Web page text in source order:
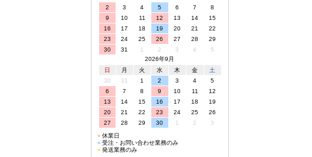
2
3 4 5 6 7
8
9
10 11 12 13 14
15
16
17 18 19 20 21
22
23
24 25 26 27 28
29
30
31 1 2 3 4
5
2026年9月
日
月 火 水 木 金
土
30
31 1 2 3 4
5
6
7 8 9 10 11
12
13
14 15 16 17 18
19
20
21 22 23 24 25
26
27
28 29 30 1 2
3
■休業日
■受注・お問い合わせ業務のみ
■発送業務のみ